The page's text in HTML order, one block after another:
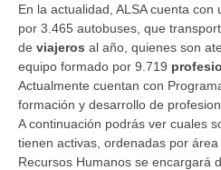
En la actualidad, ALSA cuenta con
por 3.465 autobuses, que
de viajeros al año, quienes son
equipo formado por 9.719
Actualmente cuentan con
formación y desarrollo de
A continuación podrás ver cuales
tienen activas, ordenadas por
Recursos Humanos se encargará